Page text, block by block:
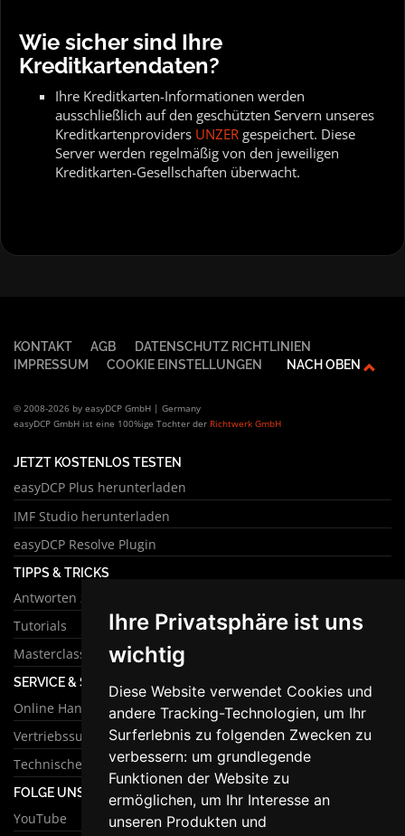
Ihre Privatsphäre ist uns
wichtig
Diese Website verwendet Cookies und
andere Tracking-Technologien, um Ihr
Surferlebnis zu folgenden Zwecken zu
verbessern: um grundlegende
Funktionen der Website zu
ermöglichen, um Ihr Interesse an
unseren Produkten und
Wie sicher sind Ihre
Kreditkartendaten?
Ihre Kreditkarten-Informationen werden
ausschließlich auf den geschützten Servern unseres
Kreditkartenproviders UNZER gespeichert. Diese
Server werden regelmäßig von den jeweiligen
Kreditkarten-Gesellschaften überwacht.
KONTAKT AGB
DATENSCHUTZ RICHTLINIEN
IMPRESSUM
COOKIE EINSTELLUNGEN NACH OBEN
© 2008-2026 by easyDCP GmbH | Germany
easyDCP GmbH ist eine 100%ige Tochter der Richtwerk GmbH
JETZT KOSTENLOS TESTEN
easyDCP Plus herunterladen
IMF Studio herunterladen
easyDCP Resolve Plugin
TIPPS & TRICKS
Antworten zu häufigen Fragen
Tutorials
Masterclass
SERVICE & SUPPORT
Online Handbuch
Vertriebssupport
Technischer Support
FOLGE UNS
YouTube